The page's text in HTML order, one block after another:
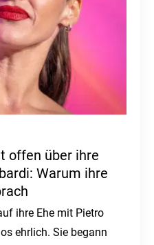
offen über ihre
Warum ihre
ihre Ehe mit Pietro
ehrlich. Sie begann